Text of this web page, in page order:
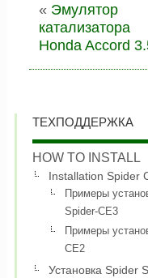
« Эмулятор
катализатора
Honda Accord
ТЕХПОДДЕРЖКА
HOW TO INSTALL
Installation Spider
Примеры
Spider-CE3
Примеры
CE2
Установка Spider